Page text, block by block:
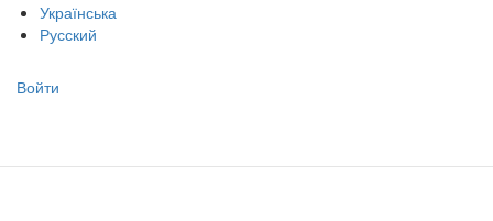
Українська
Русский
Меню
записи
Войти